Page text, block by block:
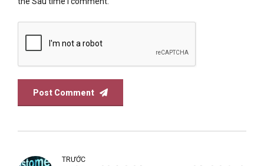
Post Comment
TRƯỚC